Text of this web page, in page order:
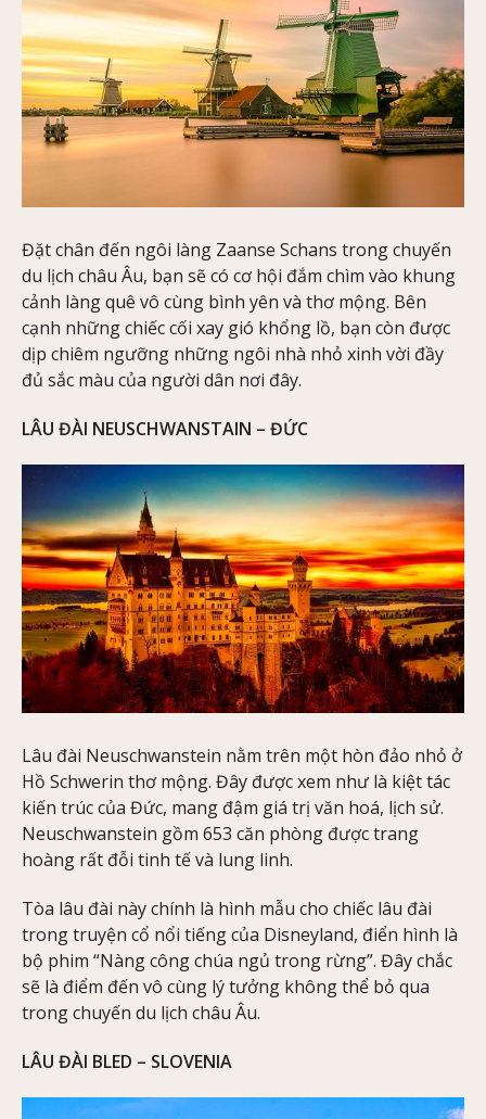
Đặt chân đến ngôi làng Zaanse Schans trong chuyến
du lịch châu Âu, bạn sẽ có cơ hội đắm chìm vào khung
cảnh làng quê vô cùng bình yên và thơ mộng. Bên
cạnh những chiếc cối xay gió khổng lồ, bạn còn được
dịp chiêm ngưỡng những ngôi nhà nhỏ xinh vời đầy
đủ sắc màu của người dân nơi đây.
LÂU ĐÀI NEUSCHWANSTAIN – ĐỨC
Lâu đài Neuschwanstein nằm trên một hòn đảo nhỏ ở
Hồ Schwerin thơ mộng. Đây được xem như là kiệt tác
kiến trúc của Đức, mang đậm giá trị văn hoá, lịch sử.
Neuschwanstein gồm 653 căn phòng được trang
hoàng rất đỗi tinh tế và lung linh.
Tòa lâu đài này chính là hình mẫu cho chiếc lâu đài
trong truyện cổ nổi tiếng của Disneyland, điển hình là
bộ phim “Nàng công chúa ngủ trong rừng”. Đây chắc
sẽ là điểm đến vô cùng lý tưởng không thể bỏ qua
trong chuyến du lịch châu Âu.
LÂU ĐÀI BLED – SLOVENIA